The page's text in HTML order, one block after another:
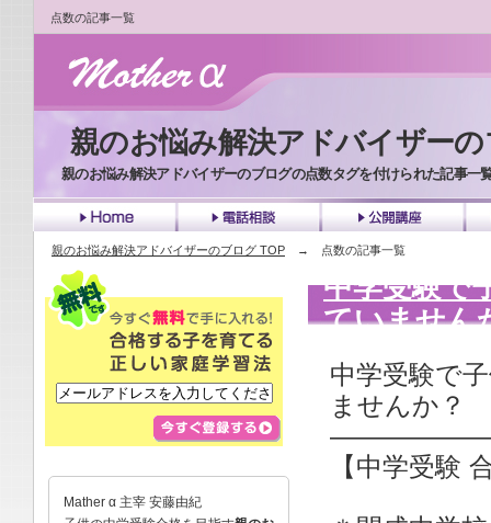
点数の記事一覧
親のお悩み解決アドバイザーのブログ TOP → 点数の記事一覧
中学受験で
ていません
中学受験で
ませんか？
【中学受験
Mather α 主宰 安藤由紀
親のお悩み解決アドバイザー
親のお悩み解決アドバイザーのブログの点数タグを付けられた記事一
top tel